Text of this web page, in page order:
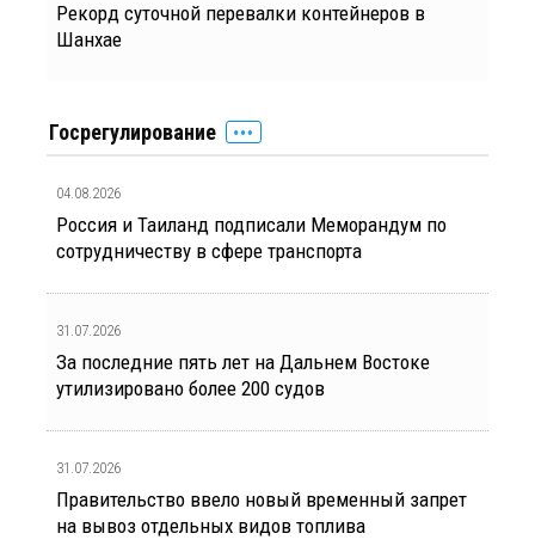
Рекорд суточной перевалки контейнеров в
Шанхае
Госрегулирование
04.08.2026
Россия и Таиланд подписали Меморандум по
сотрудничеству в сфере транспорта
31.07.2026
За последние пять лет на Дальнем Востоке
утилизировано более 200 судов
31.07.2026
Правительство ввело новый временный запрет
на вывоз отдельных видов топлива